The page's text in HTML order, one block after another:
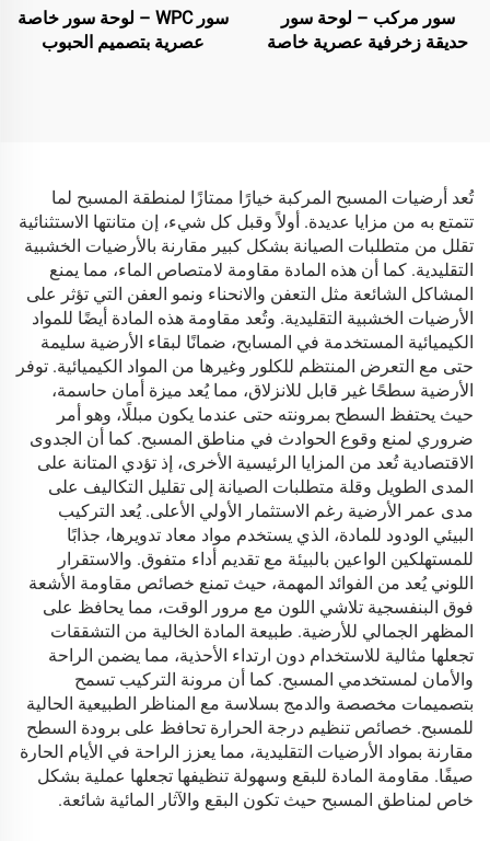
سور مركب – لوحة سور
حديقة زخرفية عصرية خاصة
سور WPC – لوحة سور خاصة
عصرية بتصميم الحبوب
تُعد أرضيات المسبح المركبة خيارًا ممتازًا لمنطقة المسبح لما
تتمتع به من مزايا عديدة. أولاً وقبل كل شيء، إن متانتها الاستثنائية
تقلل من متطلبات الصيانة بشكل كبير مقارنة بالأرضيات الخشبية
التقليدية. كما أن هذه المادة مقاومة لامتصاص الماء، مما يمنع
المشاكل الشائعة مثل التعفن والانحناء ونمو العفن التي تؤثر على
الأرضيات الخشبية التقليدية. وتُعد مقاومة هذه المادة أيضًا للمواد
الكيميائية المستخدمة في المسابح، ضمانًا لبقاء الأرضية سليمة
حتى مع التعرض المنتظم للكلور وغيرها من المواد الكيميائية. توفر
الأرضية سطحًا غير قابل للانزلاق، مما يُعد ميزة أمان حاسمة،
حيث يحتفظ السطح بمرونته حتى عندما يكون مبللًا، وهو أمر
ضروري لمنع وقوع الحوادث في مناطق المسبح. كما أن الجدوى
الاقتصادية تُعد من المزايا الرئيسية الأخرى، إذ تؤدي المتانة على
المدى الطويل وقلة متطلبات الصيانة إلى تقليل التكاليف على
مدى عمر الأرضية رغم الاستثمار الأولي الأعلى. يُعد التركيب
البيئي الودود للمادة، الذي يستخدم مواد معاد تدويرها، جذابًا
للمستهلكين الواعين بالبيئة مع تقديم أداء متفوق. والاستقرار
اللوني يُعد من الفوائد المهمة، حيث تمنع خصائص مقاومة الأشعة
فوق البنفسجية تلاشي اللون مع مرور الوقت، مما يحافظ على
المظهر الجمالي للأرضية. طبيعة المادة الخالية من التشققات
تجعلها مثالية للاستخدام دون ارتداء الأحذية، مما يضمن الراحة
والأمان لمستخدمي المسبح. كما أن مرونة التركيب تسمح
بتصميمات مخصصة والدمج بسلاسة مع المناظر الطبيعية الحالية
للمسبح. خصائص تنظيم درجة الحرارة تحافظ على برودة السطح
مقارنة بمواد الأرضيات التقليدية، مما يعزز الراحة في الأيام الحارة
صيفًا. مقاومة المادة للبقع وسهولة تنظيفها تجعلها عملية بشكل
خاص لمناطق المسبح حيث تكون البقع والآثار المائية شائعة.